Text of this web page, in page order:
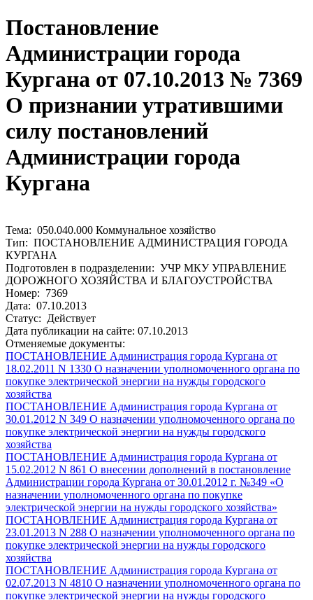
Постановление
Администрации города
Кургана от 07.10.2013 № 7369
О признании утратившими
силу постановлений
Администрации города
Кургана
Тема: 050.040.000 Коммунальное хозяйство
Тип: ПОСТАНОВЛЕНИЕ АДМИНИСТРАЦИЯ ГОРОДА
КУРГАНА
Подготовлен в подразделении: УЧР МКУ УПРАВЛЕНИЕ
ДОРОЖНОГО ХОЗЯЙСТВА И БЛАГОУСТРОЙСТВА
Номер: 7369
Дата: 07.10.2013
Статус: Действует
Дата публикации на сайте: 07.10.2013
Отменяемые документы:
ПОСТАНОВЛЕНИЕ Администрация города Кургана от
18.02.2011 N 1330 О назначении уполномоченного органа по
покупке электрической энергии на нужды городского
хозяйства
ПОСТАНОВЛЕНИЕ Администрация города Кургана от
30.01.2012 N 349 О назначении уполномоченного органа по
покупке электрической энергии на нужды городского
хозяйства
ПОСТАНОВЛЕНИЕ Администрация города Кургана от
15.02.2012 N 861 О внесении дополнений в постановление
Администрации города Кургана от 30.01.2012 г. №349 «О
назначении уполномоченного органа по покупке
электрической энергии на нужды городского хозяйства»
ПОСТАНОВЛЕНИЕ Администрация города Кургана от
23.01.2013 N 288 О назначении уполномоченного органа по
покупке электрической энергии на нужды городского
хозяйства
ПОСТАНОВЛЕНИЕ Администрация города Кургана от
02.07.2013 N 4810 О назначении уполномоченного органа по
покупке электрической энергии на нужды городского